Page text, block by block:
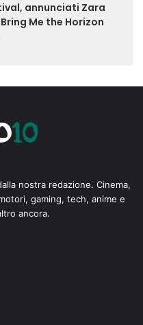
annunciati Zara
Me the Horizon
nostra redazione. Cinema,
gaming, tech, anime e
ancora.